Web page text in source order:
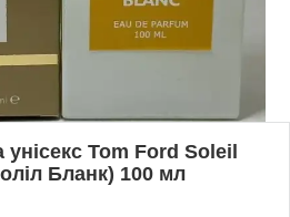
Tom Ford Soleil
Бланк) 100 мл